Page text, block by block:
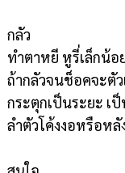
กลัว
ทำตาหยี หูรี่เล็กน้อ
ถ้ากลัวจนช็อคจะตั
กระตุกเป็นระยะ เ
ลำตัวโค้งงอหรือห